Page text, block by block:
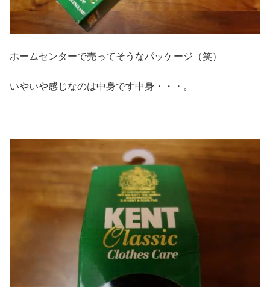
ホームセンターで売ってそうなパッケージ（笑）
いやいや感じなのは中身です中身・・・。